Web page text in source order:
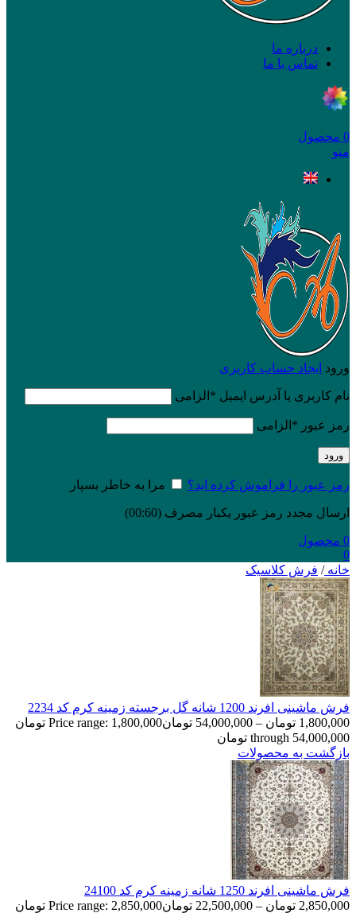
درباره ما
تماس با ما
0 محصول
منو
ورود ایجاد حساب کاربری
نام کاربری یا آدرس ایمیل * الزامی
رمز عبور * الزامی
ورود
رمز عبور را فراموش کرده اید؟ مرا به خاطر بسپار
ارسال مجدد رمز عبور یکبار مصرف (00:
60
)
0 محصول
0
خانه/ فرش کلاسیک
فرش ماشینی افرند 1200 شانه گل برجسته زمینه کرم کد 2234
1,800,000 تومان –
54,000,000 تومان
Price range: 1,800,000 تومان
through 54,000,000 تومان
بازگشت به محصولات
فرش ماشینی افرند 1250 شانه زمینه کرم کد 24100
2,850,000 تومان –
22,500,000 تومان
Price range: 2,850,000 تومان